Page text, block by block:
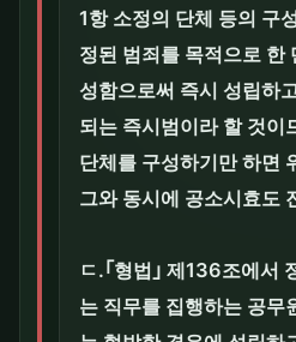
1항 소정의 단체 등의 구
정된 범죄를 목적으로 한
성함으로써 즉시 성립하
되는 즉시범이라 할 것이
단체를 구성하기만 하면
그와 동시에 공소시효도
ㄷ.｢형법｣ 제136조에서
는 직무를 집행하는 공무